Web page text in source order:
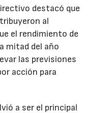
de
con un
de dos dígitos y
márgenes, lo
récord de
afirmó
consejero
al